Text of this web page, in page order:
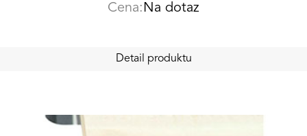
Cena: Na dotaz
Detail produktu